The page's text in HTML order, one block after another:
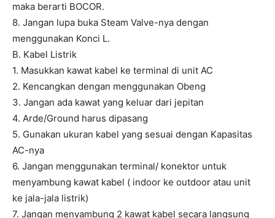
maka berarti BOCOR.
8. Jangan lupa buka Steam Valve-nya dengan
menggunakan Konci L.
B. Kabel Listrik
1. Masukkan kawat kabel ke terminal di unit AC
2. Kencangkan dengan menggunakan Obeng
3. Jangan ada kawat yang keluar dari jepitan
4. Arde/Ground harus dipasang
5. Gunakan ukuran kabel yang sesuai dengan Kapasitas
AC-nya
6. Jangan menggunakan terminal/ konektor untuk
menyambung kawat kabel ( indoor ke outdoor atau unit
ke jala-jala listrik)
7. Jangan menyambung 2 kawat kabel secara langsung